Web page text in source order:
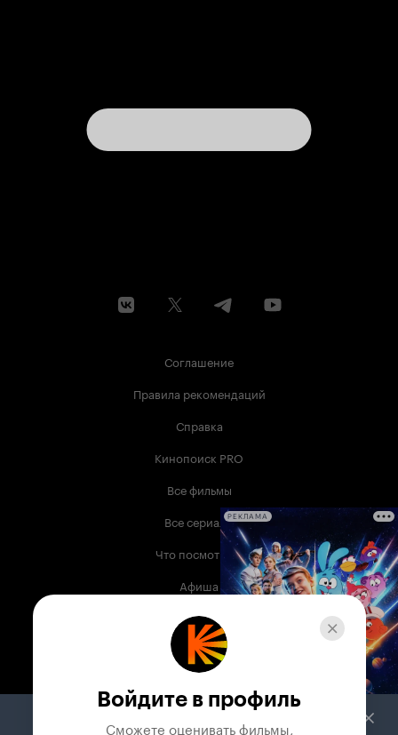
Соглашение
Правила рекомендаций
Справка
Кинопоиск PRO
Все фильмы
Все сериалы
Что посмотреть
Афиша
Музыка
Телепрограмма
Служба поддержки
РЕКЛАМА
Войдите в профиль
Сможете оценивать фильмы,